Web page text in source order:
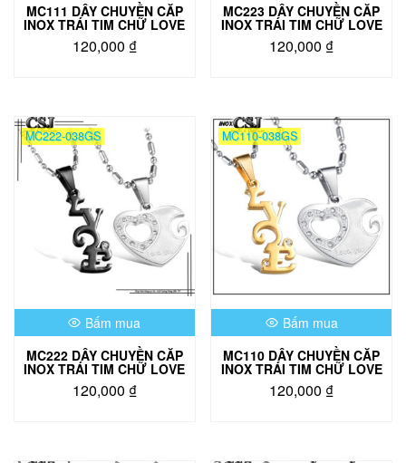
MC111 DÂY CHUYỀN CĂP
INOX TRÁI TIM CHỮ LOVE
120,000 ₫
MC223 DÂY CHUYỀN CĂP
INOX TRÁI TIM CHỮ LOVE
120,000 ₫
MC222-038GS
Bấm mua
MC222 DÂY CHUYỀN CĂP
INOX TRÁI TIM CHỮ LOVE
120,000 ₫
MC110-038GS
Bấm mua
MC110 DÂY CHUYỀN CĂP
INOX TRÁI TIM CHỮ LOVE
120,000 ₫